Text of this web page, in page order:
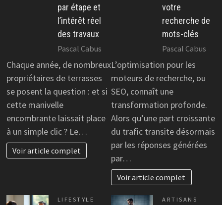
par étape et
l’intérêt réel
des travaux
Pascal Cabus
Chaque année, de nombreux
propriétaires de terrasses
se posent la question : et si
cette manivelle
encombrante laissait place
à un simple clic ? Le…
Voir article complet
votre
recherche de
mots-clés
Pascal Cabus
L’optimisation pour les
moteurs de recherche, ou
SEO, connaît une
transformation profonde.
Alors qu’une part croissante
du trafic transite désormais
par les réponses générées
par…
Voir article complet
LIFESTYLE ARTISANS